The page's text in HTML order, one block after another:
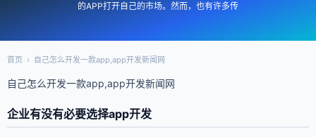
的APP打开自己的市场。然而，也有许多传
首页 › 自己怎么开发一款app,app开发新闻网
自己怎么开发一款app,app开发新闻网
企业有没有必要选择app开发